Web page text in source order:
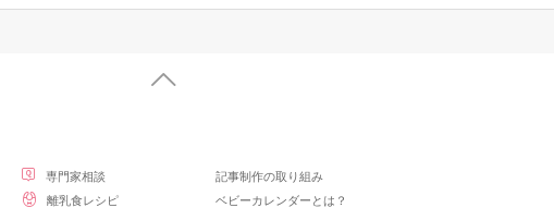
専門家相談
離乳食レシピ
記事制作の取り組み
ベビーカレンダーとは？